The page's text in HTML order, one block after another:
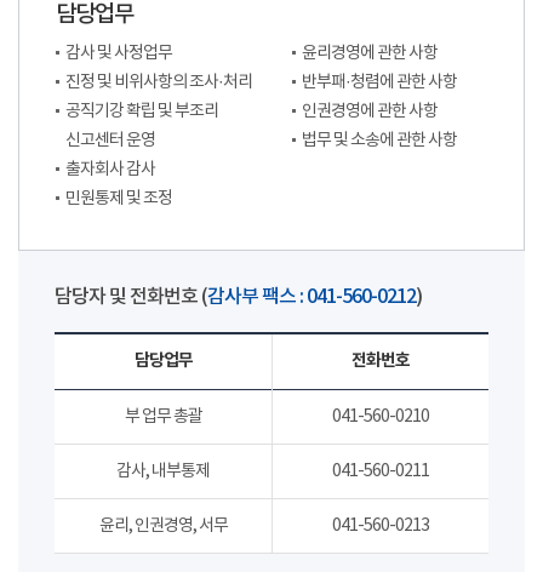
담당업무
감사 및 사정업무
진정 및 비위사항의 조사·처리
공직기강 확립 및 부조리
신고센터 운영
출자회사 감사
민원통제 및 조정
윤리경영에 관한 사항
반부패·청렴에 관한 사항
인권경영에 관한 사항
법무 및 소송에 관한 사항
담당자 및 전화번호 (감사부 팩스 : 041-560-0212)
담당업무 전화번호
부 업무 총괄 041-560-0210
감사, 내부통제 041-560-0211
윤리, 인권경영, 서무 041-560-0213